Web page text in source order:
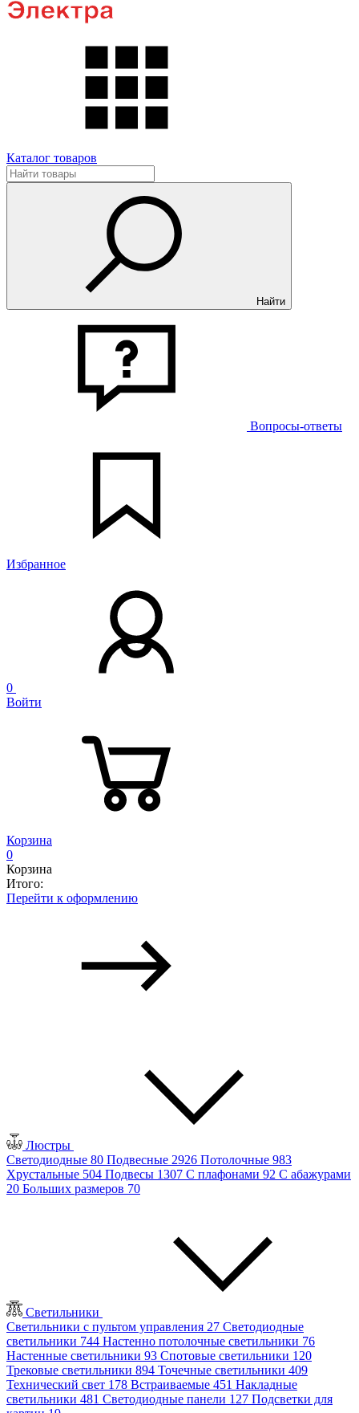
Каталог товаров
Найти
Вопросы-ответы
Избранное
0
Войти
Корзина
0
Корзина
Итого:
Перейти к оформлению
Люстры
Светодиодные 80 Подвесные 2926 Потолочные 983
Хрустальные 504 Подвесы 1307 С плафонами 92 С абажурами
20 Больших размеров 70
Светильники
Светильники с пультом управления 27 Светодиодные
светильники 744 Настенно потолочные светильники 76
Настенные светильники 93 Спотовые светильники 120
Трековые светильники 894 Точечные светильники 409
Технический свет 178 Встраиваемые 451 Накладные
светильники 481 Светодиодные панели 127 Подсветки для